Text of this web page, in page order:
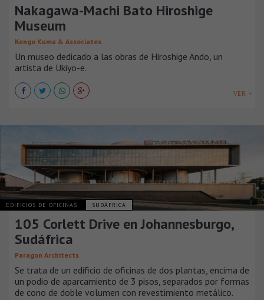
Nakagawa-Machi Bato Hiroshige
Museum
Kengo Kuma & Associates
Un museo dedicado a las obras de Hiroshige Ando, un
artista de Ukiyo-e.
VER +
EDIFICIOS DE OFICINAS SUDÁFRICA
105 Corlett Drive en Johannesburgo,
Sudáfrica
Paragon Architects
Se trata de un edificio de oficinas de dos plantas, encima de
un podio de aparcamiento de 3 pisos, separados por formas
de cono de doble volumen con revestimiento metálico.